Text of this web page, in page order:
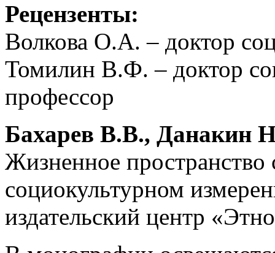
Рецензенты:
Волкова О.А. – доктор
Томилин В.Ф. – доктор
профессор
Бахарев В.В., Данакин
Жизненное пространство
социокультурном
издательский центр